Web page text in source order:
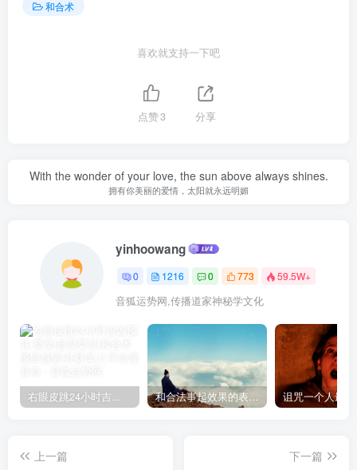
和合术
喜欢就支持一下吧
点赞3 分享
With the wonder of your love, the sun above always shines.
拥有你美丽的爱情，太阳就永远明媚
yinhoowang
0 1216 0 773 59.5W+
音狐运势网,传播道家神秘学文化
右眼皮跳24小时吉凶预兆 和合法事起效果的表现，出现这些就要留意了
上一篇
下一篇